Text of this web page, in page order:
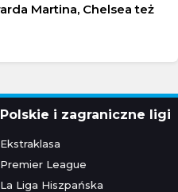
Martina, Chelsea też
Polskie i zagraniczne ligi
Ekstraklasa
Premier League
La Liga Hiszpańska